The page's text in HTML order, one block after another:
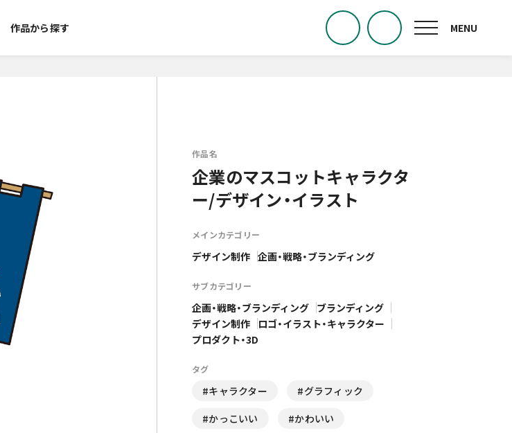
作品から探す
作品名
企業のマスコットキャラクタ
ー/デザイン・イラスト
メインカテゴリー
デザイン制作 企画・戦略・ブランディング
サブカテゴリー
企画・戦略・ブランディング ブランディング
デザイン制作
ロゴ・イラスト・キャラクター
プロダクト・3D
タグ
#キャラクター
#グラフィック
#かっこいい
#かわいい